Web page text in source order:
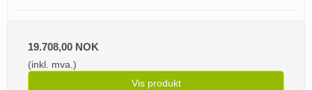
19.708,00 NOK
(inkl. mva.)
Vis produkt